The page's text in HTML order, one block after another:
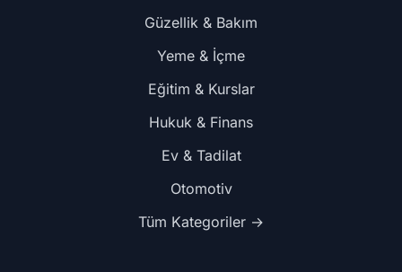
Güzellik & Bakım
Yeme & İçme
Eğitim & Kurslar
Hukuk & Finans
Ev & Tadilat
Otomotiv
Tüm Kategoriler →